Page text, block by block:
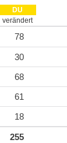
DU
verändert
78
30
68
61
18
255